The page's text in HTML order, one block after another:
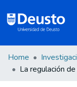
DeustoTeka
Home